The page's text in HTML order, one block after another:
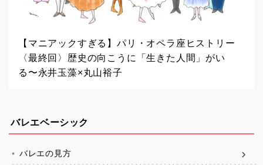
【マニアックすぎる】パリ・オペラ座ヒストリー
〈最終回〉歴史の向こうに「生きた人間」がい
る〜永井玉藻×丸山裕子
バレエベーシック
バレエの見方